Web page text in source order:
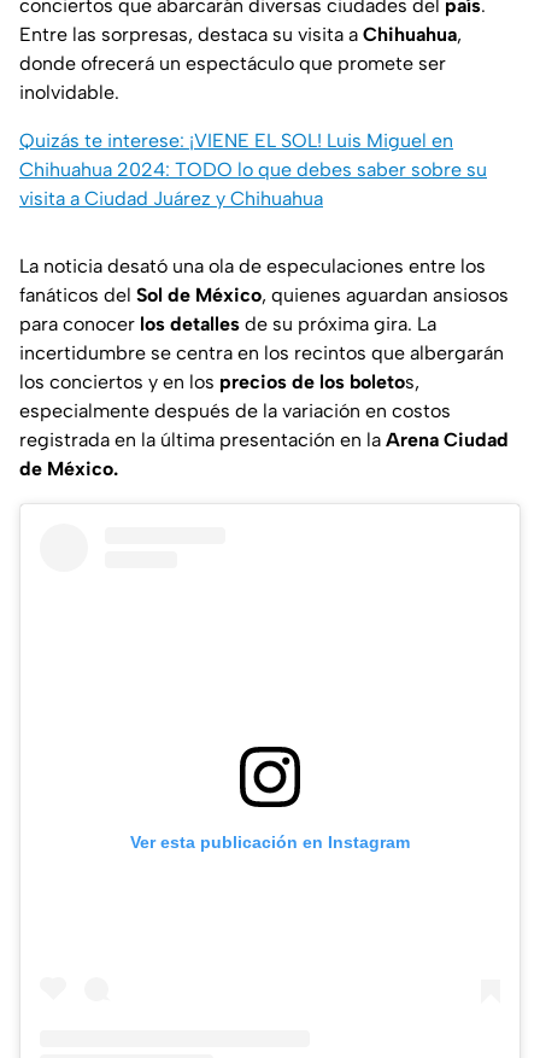
conciertos que abarcarán diversas ciudades del país.
Entre las sorpresas, destaca su visita a Chihuahua,
donde ofrecerá un espectáculo que promete ser
inolvidable.
Quizás te interese: ¡VIENE EL SOL! Luis Miguel en
Chihuahua 2024: TODO lo que debes saber sobre su
visita a Ciudad Juárez y Chihuahua
La noticia desató una ola de especulaciones entre los
fanáticos del Sol de México, quienes aguardan ansiosos
para conocer los detalles de su próxima gira. La
incertidumbre se centra en los recintos que albergarán
los conciertos y en los precios de los boletos,
especialmente después de la variación en costos
registrada en la última presentación en la Arena Ciudad
de México.
Ver esta publicación en Instagram